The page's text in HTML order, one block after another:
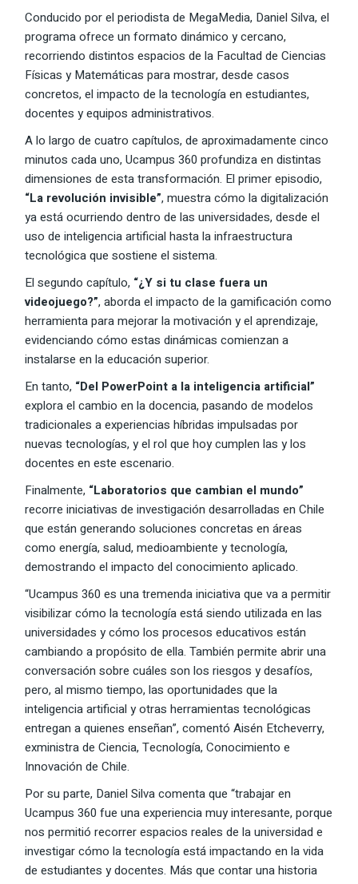
Conducido por el periodista de MegaMedia, Daniel Silva, el
programa ofrece un formato dinámico y cercano,
recorriendo distintos espacios de la Facultad de Ciencias
Físicas y Matemáticas para mostrar, desde casos
concretos, el impacto de la tecnología en estudiantes,
docentes y equipos administrativos.
A lo largo de cuatro capítulos, de aproximadamente cinco
minutos cada uno, Ucampus 360 profundiza en distintas
dimensiones de esta transformación. El primer episodio,
“La revolución invisible”, muestra cómo la digitalización
ya está ocurriendo dentro de las universidades, desde el
uso de inteligencia artificial hasta la infraestructura
tecnológica que sostiene el sistema.
El segundo capítulo, “¿Y si tu clase fuera un
videojuego?”, aborda el impacto de la gamificación como
herramienta para mejorar la motivación y el aprendizaje,
evidenciando cómo estas dinámicas comienzan a
instalarse en la educación superior.
En tanto, “Del PowerPoint a la inteligencia artificial”
explora el cambio en la docencia, pasando de modelos
tradicionales a experiencias híbridas impulsadas por
nuevas tecnologías, y el rol que hoy cumplen las y los
docentes en este escenario.
Finalmente, “Laboratorios que cambian el mundo”
recorre iniciativas de investigación desarrolladas en Chile
que están generando soluciones concretas en áreas
como energía, salud, medioambiente y tecnología,
demostrando el impacto del conocimiento aplicado.
“Ucampus 360 es una tremenda iniciativa que va a permitir
visibilizar cómo la tecnología está siendo utilizada en las
universidades y cómo los procesos educativos están
cambiando a propósito de ella. También permite abrir una
conversación sobre cuáles son los riesgos y desafíos,
pero, al mismo tiempo, las oportunidades que la
inteligencia artificial y otras herramientas tecnológicas
entregan a quienes enseñan”, comentó Aisén Etcheverry,
exministra de Ciencia, Tecnología, Conocimiento e
Innovación de Chile.
Por su parte, Daniel Silva comenta que “trabajar en
Ucampus 360 fue una experiencia muy interesante, porque
nos permitió recorrer espacios reales de la universidad e
investigar cómo la tecnología está impactando en la vida
de estudiantes y docentes. Más que contar una historia